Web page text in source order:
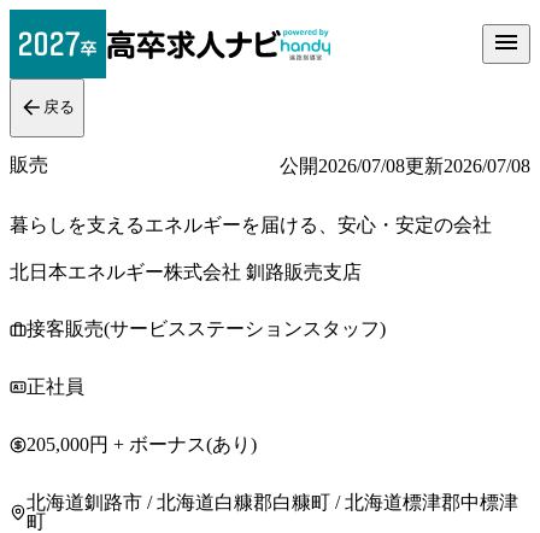
戻る
販売 公開2026/07/08更新2026/07/08
暮らしを支えるエネルギーを届ける、安心・安定の会社
北日本エネルギー株式会社 釧路販売支店
接客販売(サービスステーションスタッフ)
正社員
205,000円 + ボーナス(あり)
北海道釧路市 / 北海道白糠郡白糠町 / 北海道標津郡中標津
町